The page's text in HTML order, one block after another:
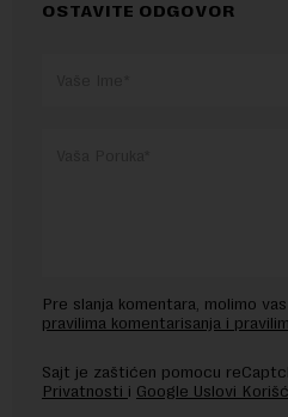
OSTAVITE ODGOVOR
Pre slanja komentara, molimo
pravilima komentarisanja i
Sajt je zaštićen pomocu
Privatnosti i Google Uslovi